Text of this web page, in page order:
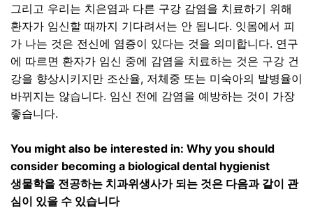
그리고 우리는 치은염과 다른 구강 감염을 치료하기 위해
환자가 임신할 때까지 기다려서는 안 됩니다. 잇몸에서 피
가 나는 것은 전신에 염증이 있다는 것을 의미합니다. 연구
에 따르면 환자가 임신 중에 감염을 치료하는 것은 구강 건
강을 향상시키지만 조산율, 저체중 또는 미숙아의 발병율이
바뀌지는 않습니다. 임신 전에 감염을 예방하는 것이 가장
좋습니다.
You might also be interested in: Why you should
consider becoming a biological dental hygienist
생물학을 전공하는 치과위생사가 되는 것은 다음과 같이 관
심이 있을 수 있습니다